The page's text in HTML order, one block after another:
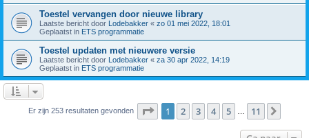
Toestel vervangen door nieuwe library
Laatste bericht door Lodebakker « zo 01 mei 2022, 18:01
Geplaatst in ETS programmatie
Toestel updaten met nieuwere versie
Laatste bericht door Lodebakker « za 30 apr 2022, 14:19
Geplaatst in ETS programmatie
Er zijn 253 resultaten gevonden Pagina van 11
1 2 3 4 5 11